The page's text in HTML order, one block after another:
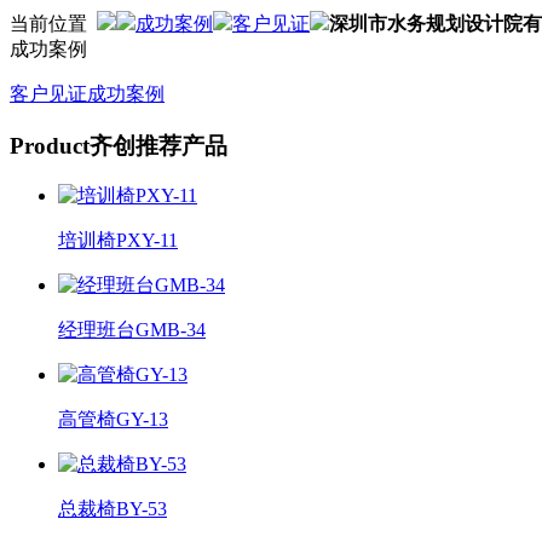
当前位置 成功案例 客户见证
深圳市水务规划设计院
成功案例
客户见证成功案例
Product齐创推荐产品
培训椅PXY-11
经理班台GMB-34
高管椅GY-13
总裁椅BY-53